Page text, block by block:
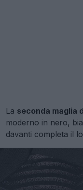
La seconda maglia
moderno in nero,
davanti completa il